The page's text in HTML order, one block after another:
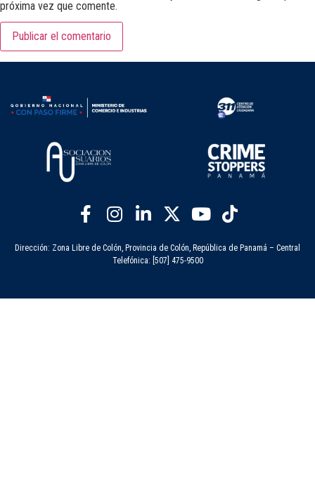
próxima vez que comente.
Dirección: Zona Libre de Colón, Provincia de Colón, República de Panamá – Central
Telefónica: [507] 475-9500